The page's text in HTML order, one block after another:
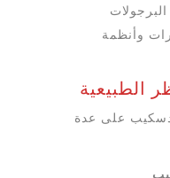
وأنظمة
الطبيعية
على عدة